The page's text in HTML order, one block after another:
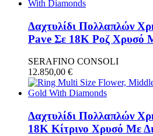
Δαχτυλίδι Πολλαπλών
Pave Σε 18K Ροζ Χρυσό
SERAFINO CONSOLI
12.850,00 €
Δαχτυλίδι Πολλαπλών
18K Κίτρινο Χρυσό Με